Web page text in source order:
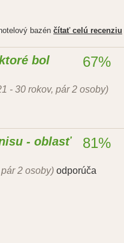
bazén čítať celú recenziu
bol
- 30 rokov, pár 2 osoby)
67%
- oblasť
2 osoby) odporúča
81%